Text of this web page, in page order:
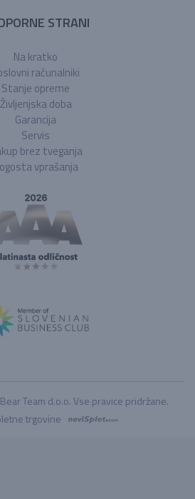
STRANI
Na kratko
računalniki
Stanje opreme
Življenjska doba
Garancija
Servis
brez tveganja
vprašanja
Team d.o.o. Vse pravice pridržane.
trgovine